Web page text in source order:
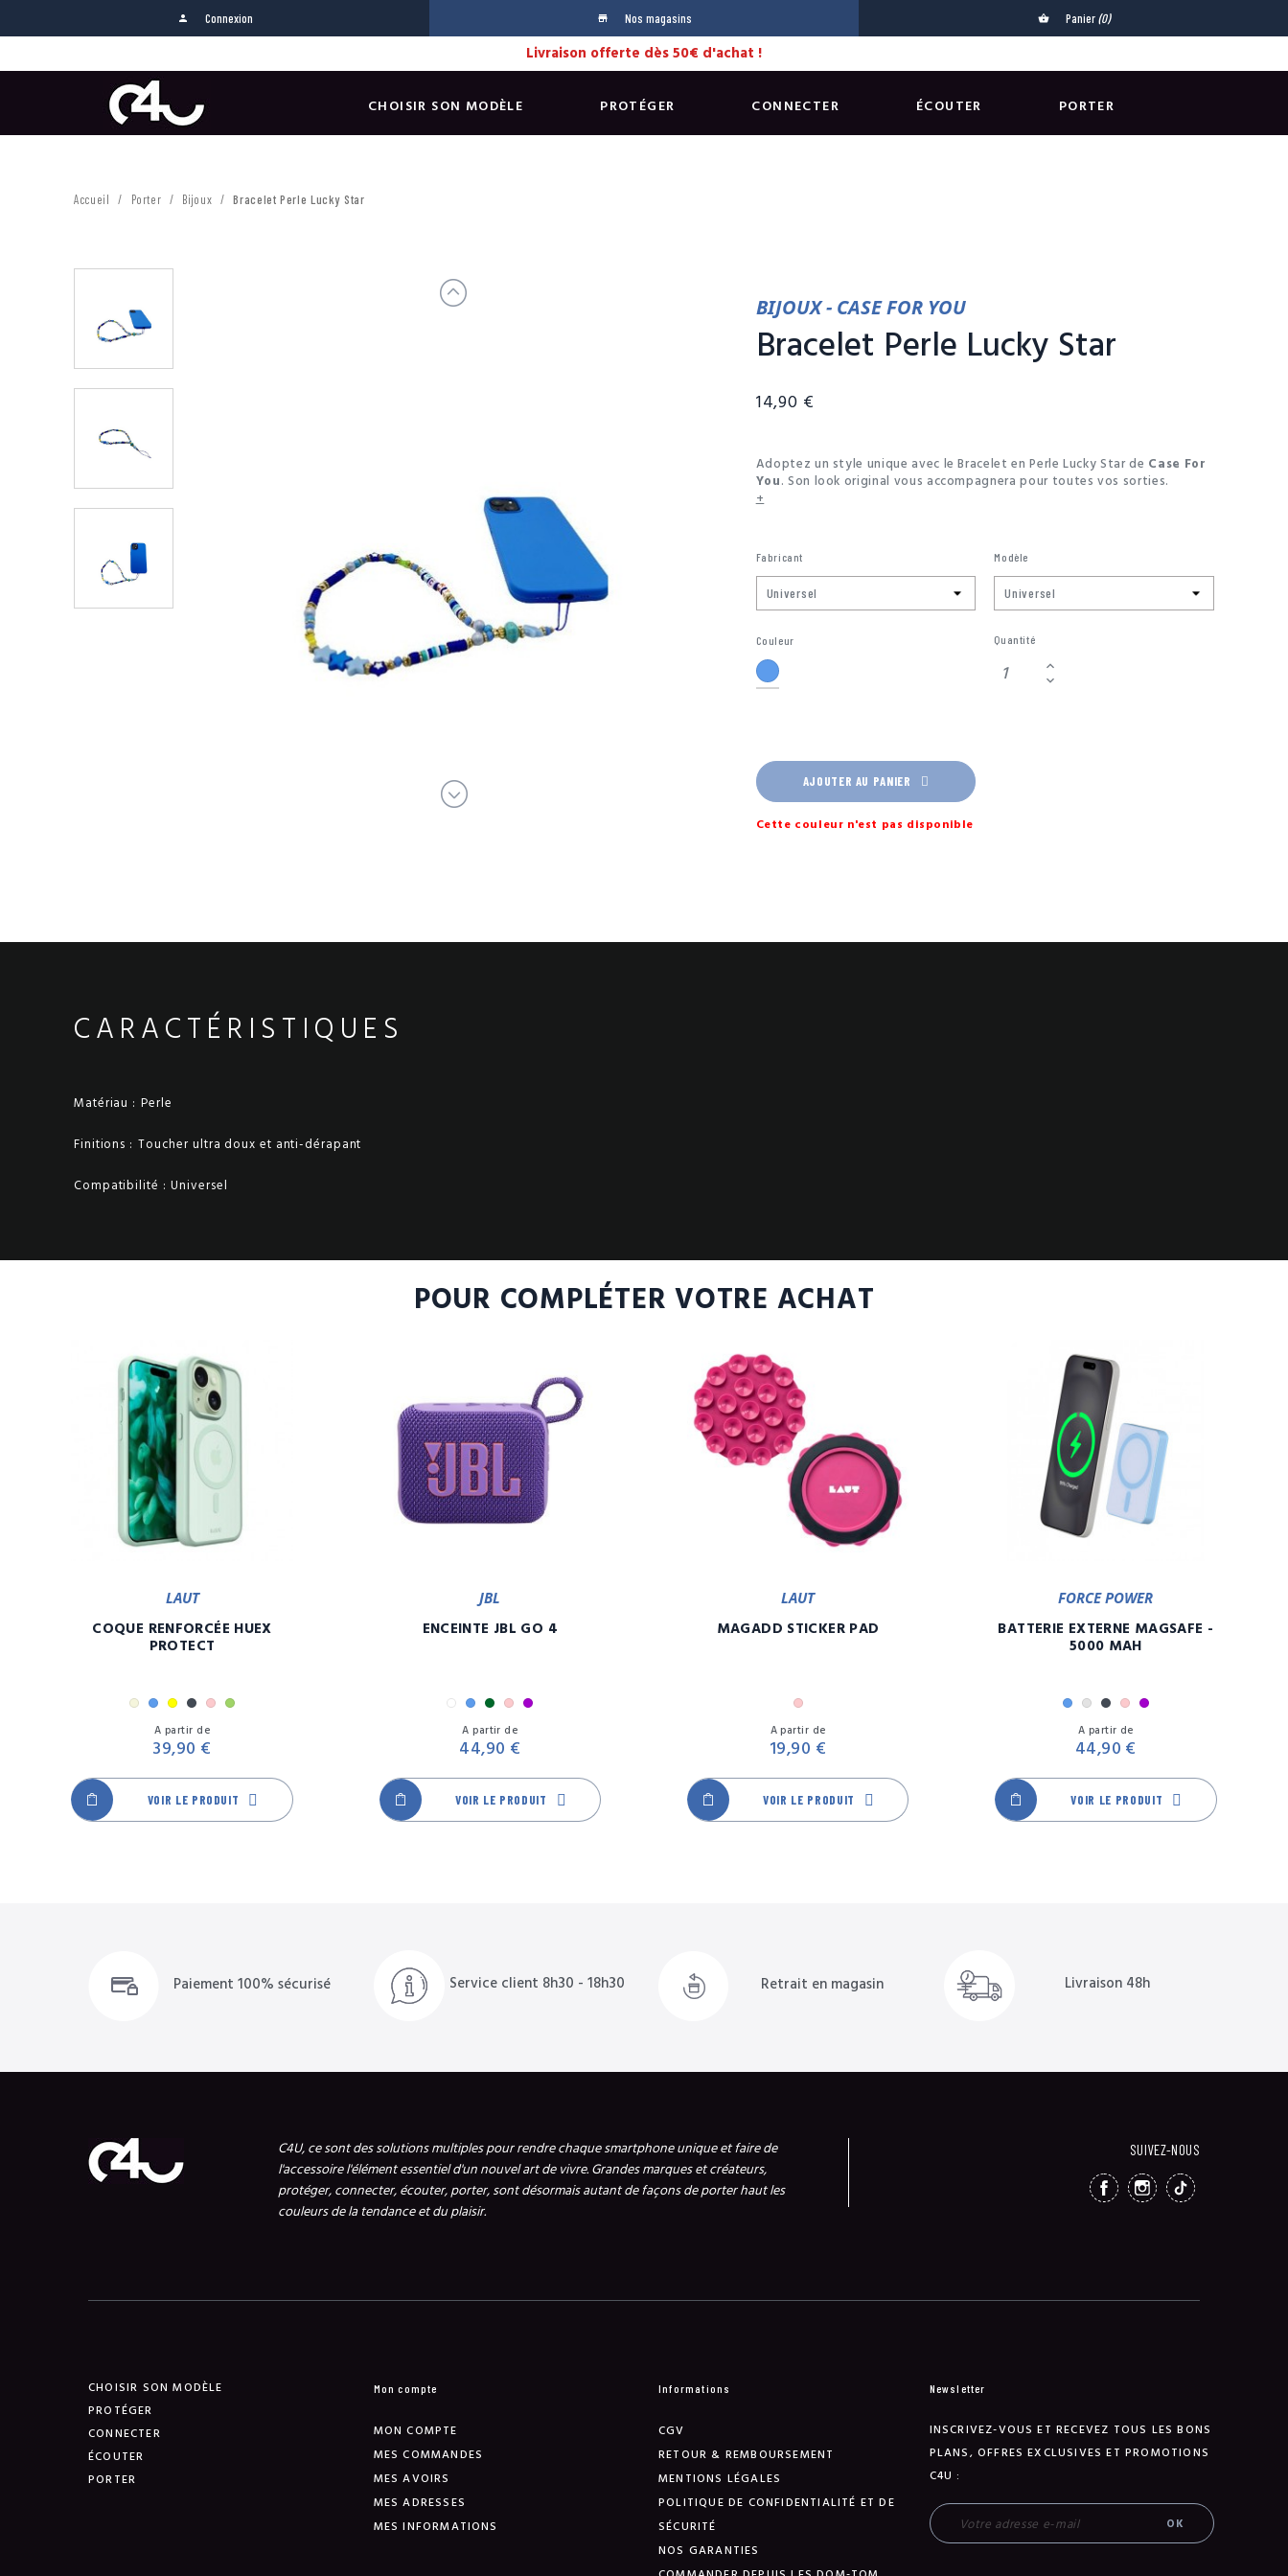
person Connexion store Nos magasins shopping_basket Panier (0)
Livraison offerte dès 50€ d'achat !
CHOISIR SON MODÈLE PROTÉGER CONNECTER ÉCOUTER PORTER
Accueil Porter Bijoux Bracelet Perle Lucky Star
BIJOUX - CASE FOR YOU
Bracelet Perle Lucky Star
14,90 €
Adoptez un style unique avec le Bracelet en Perle Lucky Star de Case For
You. Son look original vous accompagnera pour toutes vos sorties.
+
Fabricant Modèle
Couleur
Bleu
Quantité
AJOUTER AU PANIER
Cette couleur n'est pas disponible
CARACTÉRISTIQUES
Matériau : Perle
Finitions : Toucher ultra doux et anti-dérapant
Compatibilité : Universel
POUR COMPLÉTER VOTRE ACHAT
LAUT
COQUE RENFORCÉE HUEX
PROTECT
Beige
BleuJaune
NoirRoseVert
A partir de
39,90 €
VOIR LE PRODUIT
JBL
ENCEINTE JBL GO 4
Blanc
BleuCamouflage
RoseViolet
A partir de
44,90 €
VOIR LE PRODUIT
LAUT
MAGADD STICKER PAD
Rose
A partir de
19,90 €
VOIR LE PRODUIT
FORCE POWER
BATTERIE EXTERNE MAGSAFE -
5000 MAH
BleuGrisNoirRoseViolet
A partir de
44,90 €
VOIR LE PRODUIT
Paiement 100% sécurisé Service client 8h30 - 18h30 Retrait en magasin Livraison 48h
C4U, ce sont des solutions multiples pour rendre chaque smartphone unique et faire de
l'accessoire l'élément essentiel d'un nouvel art de vivre. Grandes marques et créateurs,
protéger, connecter, écouter, porter, sont désormais autant de façons de porter haut les
couleurs de la tendance et du plaisir.
SUIVEZ-NOUS
FACEBOOKINSTAGRAM
TIKTOK
CHOISIR SON MODÈLE
PROTÉGER
CONNECTER
ÉCOUTER
PORTER
Mon compte
MON COMPTE
MES COMMANDES
MES AVOIRS
MES ADRESSES
MES INFORMATIONS
Informations
CGV
RETOUR & REMBOURSEMENT
MENTIONS LÉGALES
POLITIQUE DE CONFIDENTIALITÉ ET DE
SÉCURITÉ
NOS GARANTIES
Newsletter
INSCRIVEZ-VOUS ET RECEVEZ TOUS LES BONS
PLANS, OFFRES EXCLUSIVES ET PROMOTIONS
C4U :